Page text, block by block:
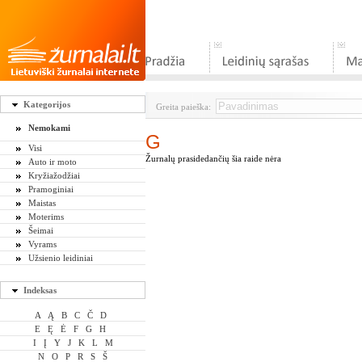
Kategorijos
Nemokami
Visi
Auto ir moto
Kryžiažodžiai
Pramoginiai
Maistas
Moterims
Šeimai
Vyrams
Užsienio leidiniai
Indeksas
A Ą B C Č
D
E
Ę Ė F G
H
I
Į Y J K L
M
N
O P R S
Š
Greita paieška:
G
Žurnalų prasidedančių šia raide nėra